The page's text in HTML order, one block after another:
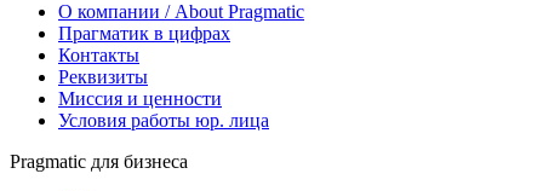
О компании / About Pragmatic
Прагматик в цифрах
Контакты
Реквизиты
Миссия и ценности
Условия работы юр. лица
Pragmatic для бизнеса